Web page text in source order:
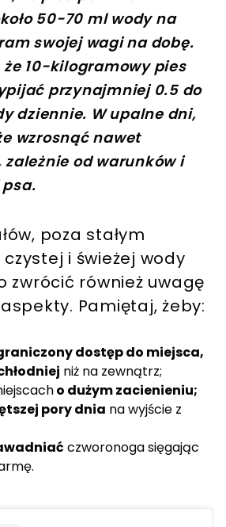
50-70 ml wody na
swojej wagi na dobę.
że 10-kilogramowy pies
przynajmniej 0.5 do
dziennie. W upalne dni,
wzrosnąć nawet
od warunków i
poza stałym
i świeżej wody
zwrócić również uwagę
Pamiętaj, żeby:
dostęp do miejsca,
niż na zewnątrz;
o dużym zacienieniu;
pory dnia na wyjście z
czworonoga sięgając